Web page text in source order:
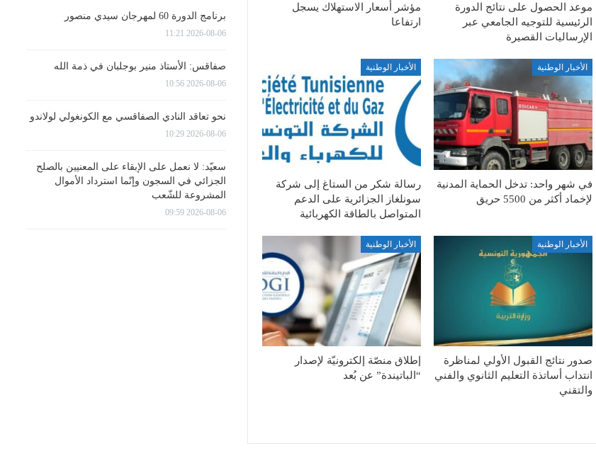
موعد الحصول على نتائج الدورة
الرئيسية للتوجيه الجامعي عبر
الإرساليات القصيرة
مؤشر أسعار الاستهلاك يسجل
ارتفاعا
الأخبار الوطنية
في شهر واحد: تدخل الحماية المدنية
لإخماد أكثر من 5500 حريق
الأخبار الوطنية
رسالة شكر من الستاغ إلى شركة
سونلغاز الجزائرية على الدعم
المتواصل بالطاقة الكهربائية
الأخبار الوطنية
صدور نتائج القبول الأولي لمناظرة
انتداب أساتذة التعليم الثانوي والفني
والتقني
الأخبار الوطنية
إطلاق منصّة إلكترونيّة لإصدار
“الباتيندة” عن بُعد
برنامج الدورة 60 لمهرجان سيدي منصور
2026-08-06 11:21
صفاقس: الأستاذ منير بوجلبان في ذمة الله
2026-08-06 10:56
نحو تعاقد النادي الصفاقسي مع الكونغولي لولاندو
2026-08-06 10:29
سعيّد: لا نعمل على الإبقاء على المعنيين بالصلح
الجزائي في السجون وإنّما استرداد الأموال
المشروعة للشّعب
2026-08-06 09:59